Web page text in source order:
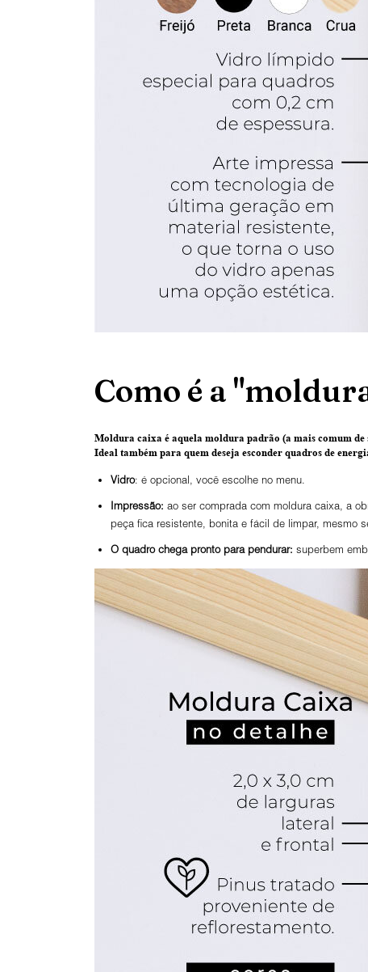
Como é a
Moldura caixa é aquela moldura padrão (a mais comum
Ideal também para quem deseja esconder quadros de
Vidro: é opcional, você escolhe no menu.
Impressão: ao ser comprada com moldura caixa, a
peça fica resistente, bonita e fácil de limpar, mesmo
O quadro chega pronto para pendurar: superbem